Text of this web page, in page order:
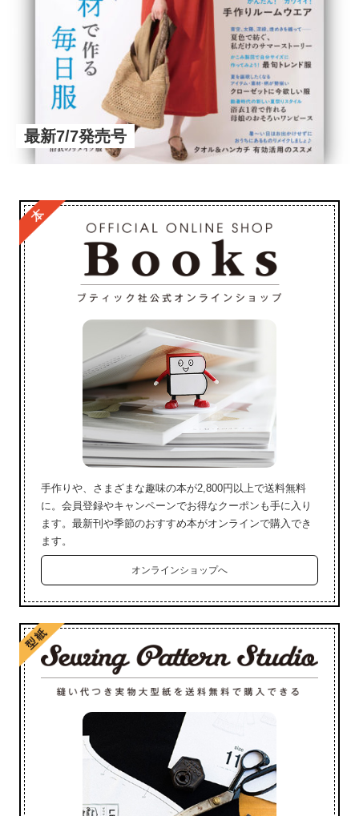
最新7/7発売号
手作りや、さまざまな趣味の本が2,800円以上で送料無料
に。会員登録やキャンペーンでお得なクーポンも手に入り
ます。最新刊や季節のおすすめ本がオンラインで購入でき
ます。
オンラインショップへ